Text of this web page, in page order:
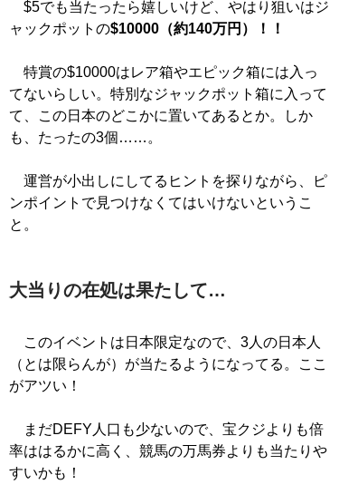
$5でも当たったら嬉しいけど、やはり狙いはジ
ャックポットの$10000（約140万円）！！
特賞の$10000はレア箱やエピック箱には入っ
てないらしい。特別なジャックポット箱に入って
て、この日本のどこかに置いてあるとか。しか
も、たったの3個……。
運営が小出しにしてるヒントを探りながら、ピ
ンポイントで見つけなくてはいけないというこ
と。
大当りの在処は果たして…
このイベントは日本限定なので、3人の日本人
（とは限らんが）が当たるようになってる。ここ
がアツい！
まだDEFY人口も少ないので、宝クジよりも倍
率ははるかに高く、競馬の万馬券よりも当たりや
すいかも！